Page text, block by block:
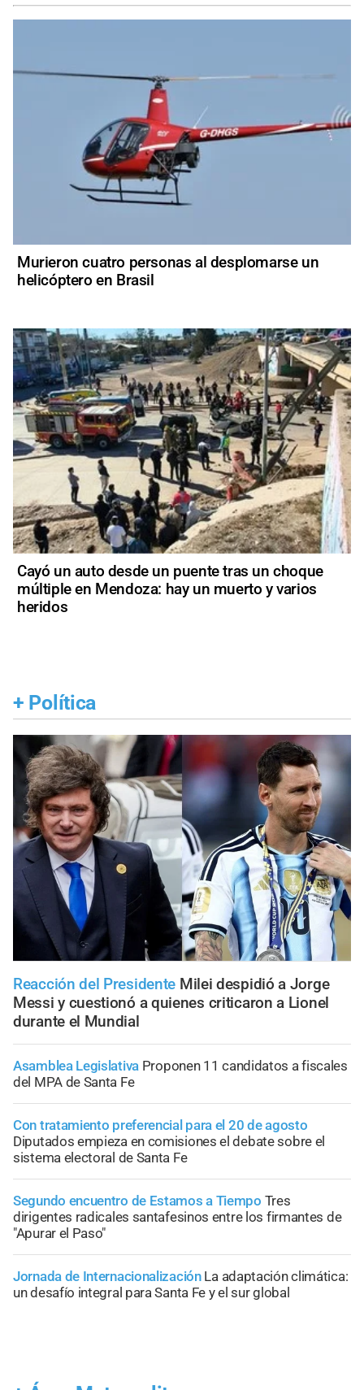
Murieron cuatro personas al desplomarse un
helicóptero en Brasil
Cayó un auto desde un puente tras un choque
múltiple en Mendoza: hay un muerto y varios
heridos
+ Política
Reacción del Presidente Milei despidió a Jorge
Messi y cuestionó a quienes criticaron a Lionel
durante el Mundial
Asamblea Legislativa Proponen 11 candidatos a fiscales
del MPA de Santa Fe
Con tratamiento preferencial para el 20 de agosto
Diputados empieza en comisiones el debate sobre el
sistema electoral de Santa Fe
Segundo encuentro de Estamos a Tiempo Tres
dirigentes radicales santafesinos entre los firmantes de
"Apurar el Paso"
Jornada de Internacionalización La adaptación climática:
un desafío integral para Santa Fe y el sur global